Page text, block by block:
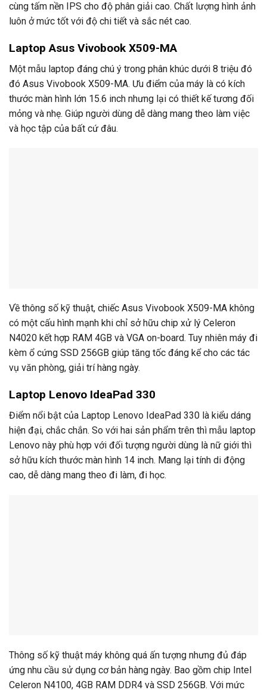
cùng tấm nền IPS cho độ phân giải cao. Chất lượng hình ảnh
luôn ở mức tốt với độ chi tiết và sắc nét cao.
Laptop Asus Vivobook X509-MA
Một mẫu laptop đáng chú ý trong phân khúc dưới 8 triệu đó
đó Asus Vivobook X509-MA. Ưu điểm của máy là có kích
thước màn hình lớn 15.6 inch nhưng lại có thiết kế tương đối
mỏng và nhẹ. Giúp người dùng dễ dàng mang theo làm việc
và học tập của bất cứ đâu.
Về thông số kỹ thuật, chiếc Asus Vivobook X509-MA không
có một cấu hình mạnh khi chỉ sở hữu chip xử lý Celeron
N4020 kết hợp RAM 4GB và VGA on-board. Tuy nhiên máy đi
kèm ổ cứng SSD 256GB giúp tăng tốc đáng kể cho các tác
vụ văn phòng, giải trí hàng ngày.
Laptop Lenovo IdeaPad 330
Điểm nổi bật của Laptop Lenovo IdeaPad 330 là kiểu dáng
hiện đại, chắc chắn. So với hai sản phẩm trên thì mẫu laptop
Lenovo này phù hợp với đối tượng người dùng là nữ giới thì
sở hữu kích thước màn hình 14 inch. Mang lại tính di động
cao, dễ dàng mang theo đi làm, đi học.
Thông số kỹ thuật máy không quá ấn tượng nhưng đủ đáp
ứng nhu cầu sử dụng cơ bản hàng ngày. Bao gồm chip Intel
Celeron N4100, 4GB RAM DDR4 và SSD 256GB. Với mức